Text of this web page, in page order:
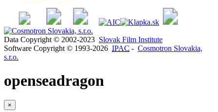
Data Copyright © 2002-2023 Slovak Film Institute
Software Copyright © 1993-2026 IPAC - Cosmotron Slovakia,
s.r.o.
openseadragon
×